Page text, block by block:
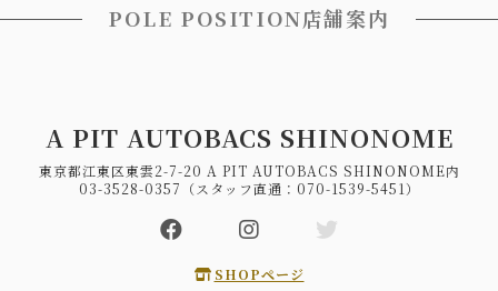
POLE POSITION店舗案内
A PIT AUTOBACS SHINONOME
東京都江東区東雲2-7-20 A PIT AUTOBACS SHINONOME内
03-3528-0357（スタッフ直通：070-1539-5451）
SHOPページ